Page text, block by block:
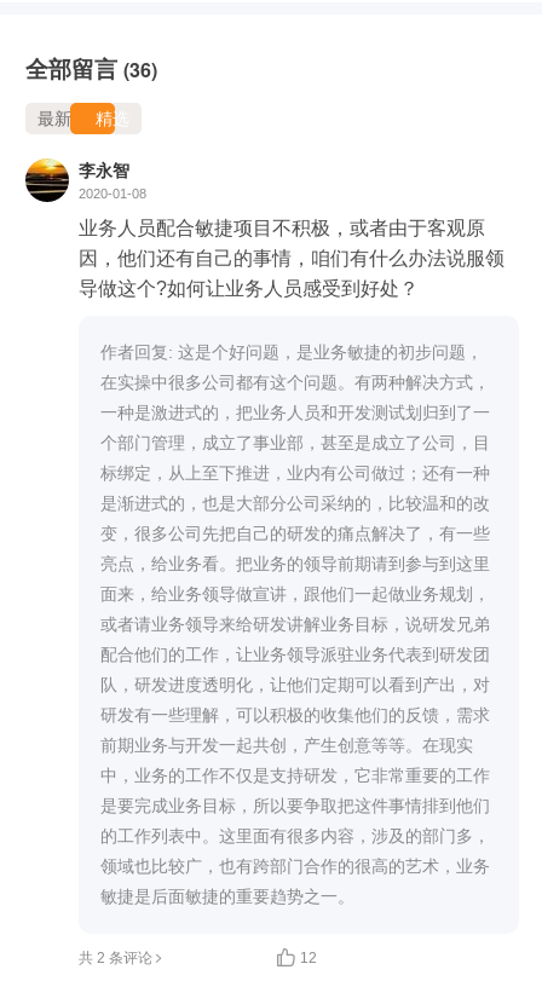
全部留言 (36)
最新 精选
李永智
2020-01-08
业务人员配合敏捷项目不积极，或者由于客观原
因，他们还有自己的事情，咱们有什么办法说服领
导做这个?如何让业务人员感受到好处？
作者回复: 这是个好问题，是业务敏捷的初步问题，
在实操中很多公司都有这个问题。有两种解决方式，
一种是激进式的，把业务人员和开发测试划归到了一
个部门管理，成立了事业部，甚至是成立了公司，目
标绑定，从上至下推进，业内有公司做过；还有一种
是渐进式的，也是大部分公司采纳的，比较温和的改
变，很多公司先把自己的研发的痛点解决了，有一些
亮点，给业务看。把业务的领导前期请到参与到这里
面来，给业务领导做宣讲，跟他们一起做业务规划，
或者请业务领导来给研发讲解业务目标，说研发兄弟
配合他们的工作，让业务领导派驻业务代表到研发团
队，研发进度透明化，让他们定期可以看到产出，对
研发有一些理解，可以积极的收集他们的反馈，需求
前期业务与开发一起共创，产生创意等等。在现实
中，业务的工作不仅是支持研发，它非常重要的工作
是要完成业务目标，所以要争取把这件事情排到他们
的工作列表中。这里面有很多内容，涉及的部门多，
领域也比较广，也有跨部门合作的很高的艺术，业务
敏捷是后面敏捷的重要趋势之一。
共 2 条评论  12